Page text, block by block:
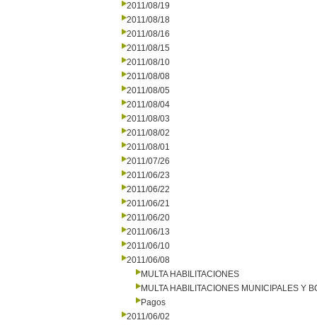
2011/08/19
2011/08/18
2011/08/16
2011/08/15
2011/08/10
2011/08/08
2011/08/05
2011/08/04
2011/08/03
2011/08/02
2011/08/01
2011/07/26
2011/06/23
2011/06/22
2011/06/21
2011/06/20
2011/06/13
2011/06/10
2011/06/08
MULTA HABILITACIONES
MULTA HABILITACIONES MUNICIPALES Y
Pagos
2011/06/02